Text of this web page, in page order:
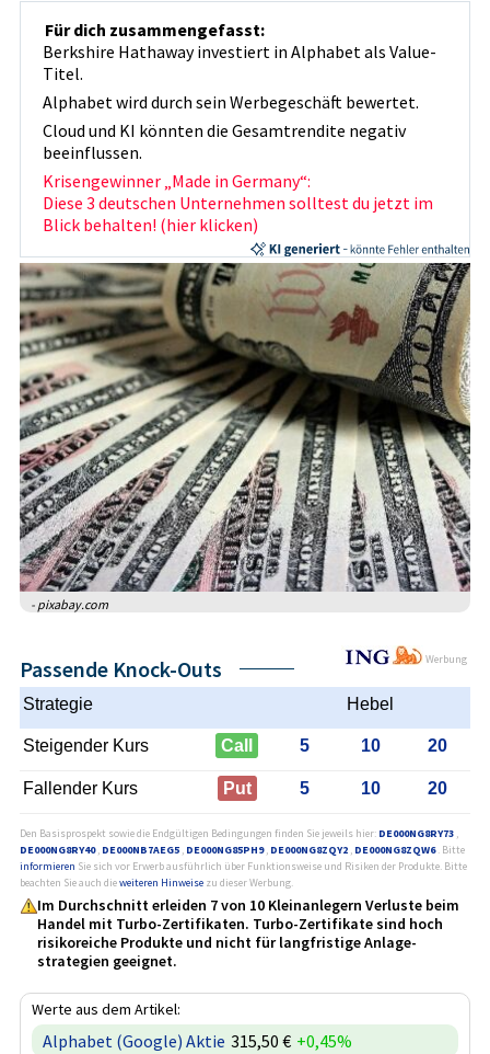
Für dich zusammengefasst:
Berkshire Hathaway investiert in Alphabet als Value-
Titel.
Alphabet wird durch sein Werbegeschäft bewertet.
Cloud und KI könnten die Gesamtrendite negativ
beeinflussen.
Krisengewinner „Made in Germany“:
Diese 3 deutschen Unternehmen solltest du jetzt im
Blick behalten! (hier klicken)
- pixabay.com
Werbung
Passende Knock-Outs
Strategie Hebel
Steigender Kurs Call 5 10 20
Fallender Kurs Put 5 10 20
Den Basisprospekt sowie die Endgültigen Bedingungen finden Sie jeweils hier: DE000NG8RY73 ,
DE000NG8RY40, DE000NB7AEG5 , DE000NG85PH9, DE000NG8ZQY2 , DE000NG8ZQW6. Bitte
informieren Sie sich vor Erwerb ausführlich über Funktionsweise und Risiken der Produkte. Bitte
beachten Sie auch dieweiteren Hinweise zu dieser Werbung.
Im Durchschnitt erleiden 7 von 10 Kleinanlegern Verluste beim
Handel mit Turbo-Zertifikaten. Turbo-Zertifikate sind hoch
risikoreiche Produkte und nicht für langfristige Anlage­
strategien geeignet.
Werte aus dem Artikel:
Alphabet (Google) Aktie 315,50 € +0,45%